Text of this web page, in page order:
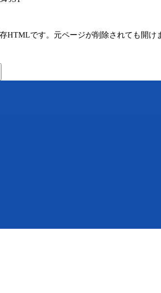
HTMLです。元ページが削除されても開け